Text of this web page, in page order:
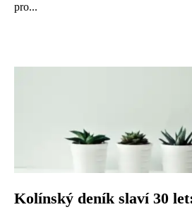
pro...
Kolínský deník slaví 30